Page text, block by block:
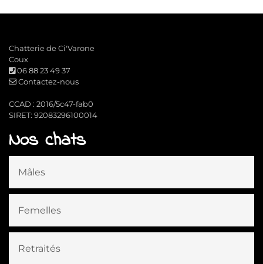
Chatterie de Ci'Varone
Coux
06 88 23 49 37
Contactez-nous
CCAD : 2016/5c47-fab0
SIRET: 92083296100014
Nos chats
Mâles
Femelles
Retraités